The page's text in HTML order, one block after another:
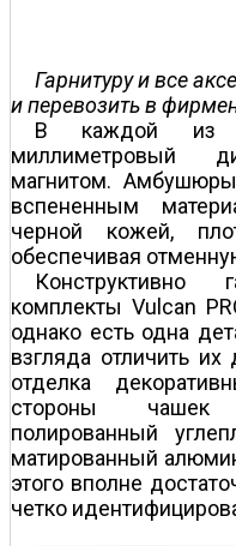
Гарнитуру и все
и перевозить в
В каждой из
миллиметровый
магнитом.
вспененным
черной кожей,
обеспечивая
комплекты Vulcan
однако есть одна
взгляда отличить
отделка
стороны чашек
полированный
матированный
этого вполне
четко